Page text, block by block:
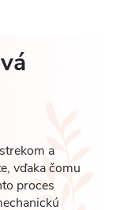
a
vďaka čomu
proces